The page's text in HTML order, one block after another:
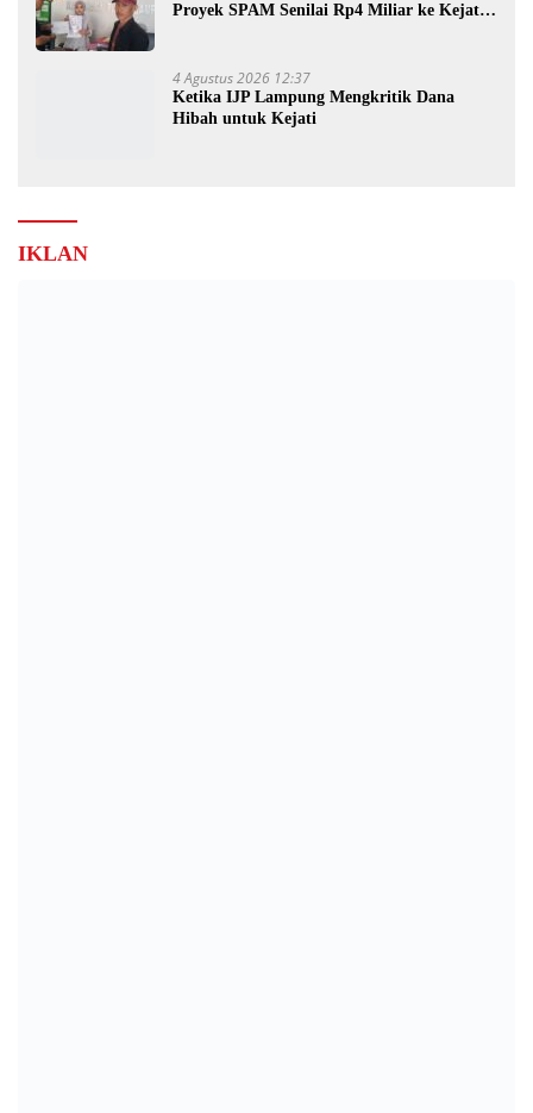
Proyek SPAM Senilai Rp4 Miliar ke Kejati
4 Agustus 2026 12:37
Ketika IJP Lampung Mengkritik Dana
Hibah untuk Kejati
IKLAN